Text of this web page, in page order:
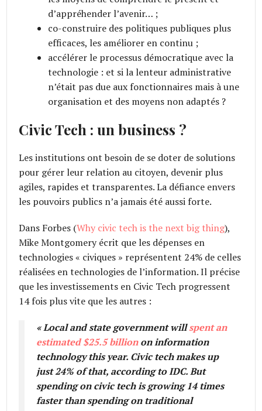
d’appréhender l’avenir… ;
co-construire des politiques publiques plus
efficaces, les améliorer en continu ;
accélérer le processus démocratique avec la
technologie : et si la lenteur administrative
n’était pas due aux fonctionnaires mais à une
organisation et des moyens non adaptés ?
Civic Tech : un business ?
Les institutions ont besoin de se doter de solutions
pour gérer leur relation au citoyen, devenir plus
agiles, rapides et transparentes. La défiance envers
les pouvoirs publics n’a jamais été aussi forte.
Dans Forbes (Why civic tech is the next big thing),
Mike Montgomery écrit que les dépenses en
technologies « civiques » représentent 24% de celles
réalisées en technologies de l’information. Il précise
que les investissements en Civic Tech progressent
14 fois plus vite que les autres :
«Local and state government willspent an
estimated $25.5 billionon information
technology this year. Civic tech makes up
just 24% of that, according to IDC. But
spending on civic tech is growing 14 times
faster than spending on traditional